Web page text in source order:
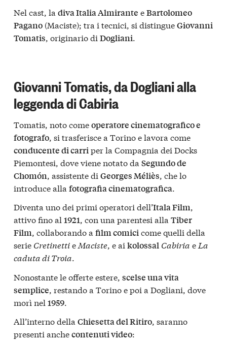
Nel cast, la diva Italia Almirante eBartolomeo
Pagano (Maciste); tra i tecnici, si distingueGiovanni
Tomatis, originario di Dogliani.
Giovanni Tomatis, da Dogliani alla
leggenda di Cabiria
Tomatis, noto comeoperatore cinematografico e
fotografo, si trasferisce a Torino e lavora come
conducente di carriper la Compagnia dei Docks
Piemontesi, dove viene notato da Segundo de
Chomón, assistente di Georges Méliès, che lo
introduce alla fotografia cinematografica.
Diventa uno dei primi operatori dell’Itala Film,
attivo fino al 1921, con una parentesi alla Tiber
Film, collaborando a film comicicome quelli della
serie CretinettieMaciste, e ai kolossal Cabiria e La
caduta di Troia.
Nonostante le offerte estere, scelse una vita
semplice, restando a Torino e poi a Dogliani, dove
morì nel 1959.
All’interno della Chiesetta del Ritiro, saranno
presenti anchecontenuti video: